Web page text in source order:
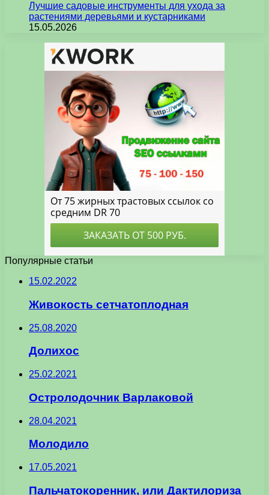
Лучшие садовые инструменты для ухода за
растениями деревьями и кустарниками
15.05.2026
Популярные статьи
15.02.2022
Живокость сетчатоплодная
25.08.2020
Долихос
25.02.2021
Остролодочник Варлаковой
28.04.2021
Молодило
17.05.2021
Пальчатокоренник, или Дактилориза